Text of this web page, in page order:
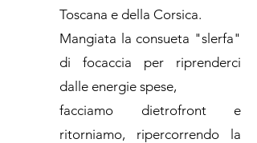
Toscana e della Corsica.
Mangiata la consueta "slerfa"
di focaccia per riprenderci
dalle energie spese,
facciamo dietrofront e
ritorniamo, ripercorrendo la